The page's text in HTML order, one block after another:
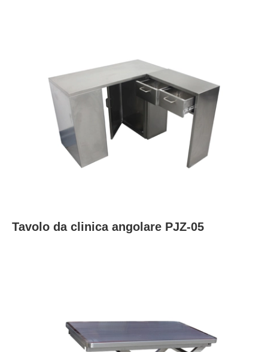
Tavolo da clinica angolare PJZ-05